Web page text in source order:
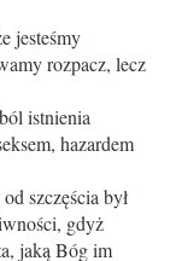
jesteśmy
rozpacz, lecz
istnienia
hazardem
szczęścia był
gdyż
jaką Bóg im